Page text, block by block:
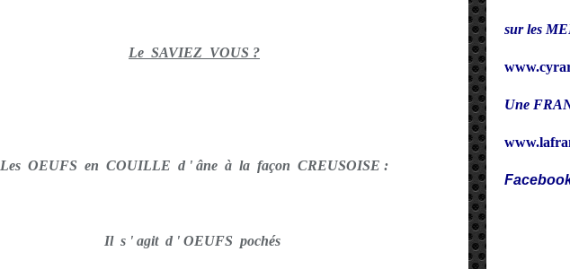
Le SAVIEZ VOUS ?
Les OEUFS en COUILLE d ' âne à la façon CREUSOISE :
Il s ' agit d ' OEUFS pochés
sur les
Une